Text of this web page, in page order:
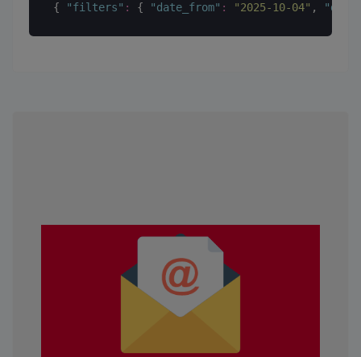
{ "filters" : { "date_from" : "2025-10-04" , "